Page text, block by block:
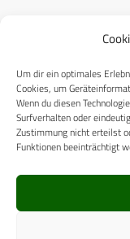
Um dir ein optimales
Cookies, um
Wenn du diesen
Surfverhalten oder
Zustimmung nicht erteilst
Funktionen beeinträchtigt
Cookie-Richtlinie